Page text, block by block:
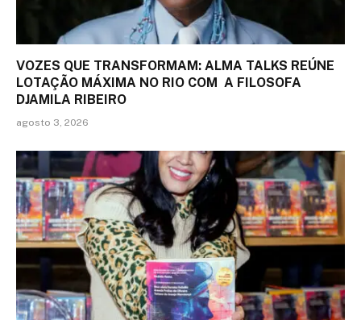
VOZES QUE TRANSFORMAM: ALMA TALKS REÚNE
LOTAÇÃO MÁXIMA NO RIO COM A FILOSOFA
DJAMILA RIBEIRO
agosto 3, 2026